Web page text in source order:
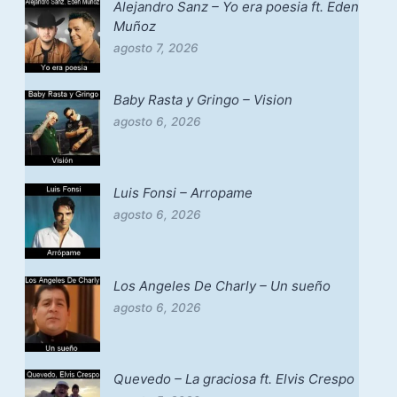
Alejandro Sanz – Yo era poesia ft. Eden
Muñoz
agosto 7, 2026
Baby Rasta y Gringo – Vision
agosto 6, 2026
Luis Fonsi – Arropame
agosto 6, 2026
Los Angeles De Charly – Un sueño
agosto 6, 2026
Quevedo – La graciosa ft. Elvis Crespo